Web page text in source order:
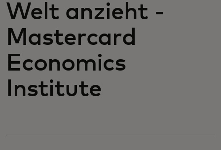
Welt anzieht -
Mastercard
Economics
Institute